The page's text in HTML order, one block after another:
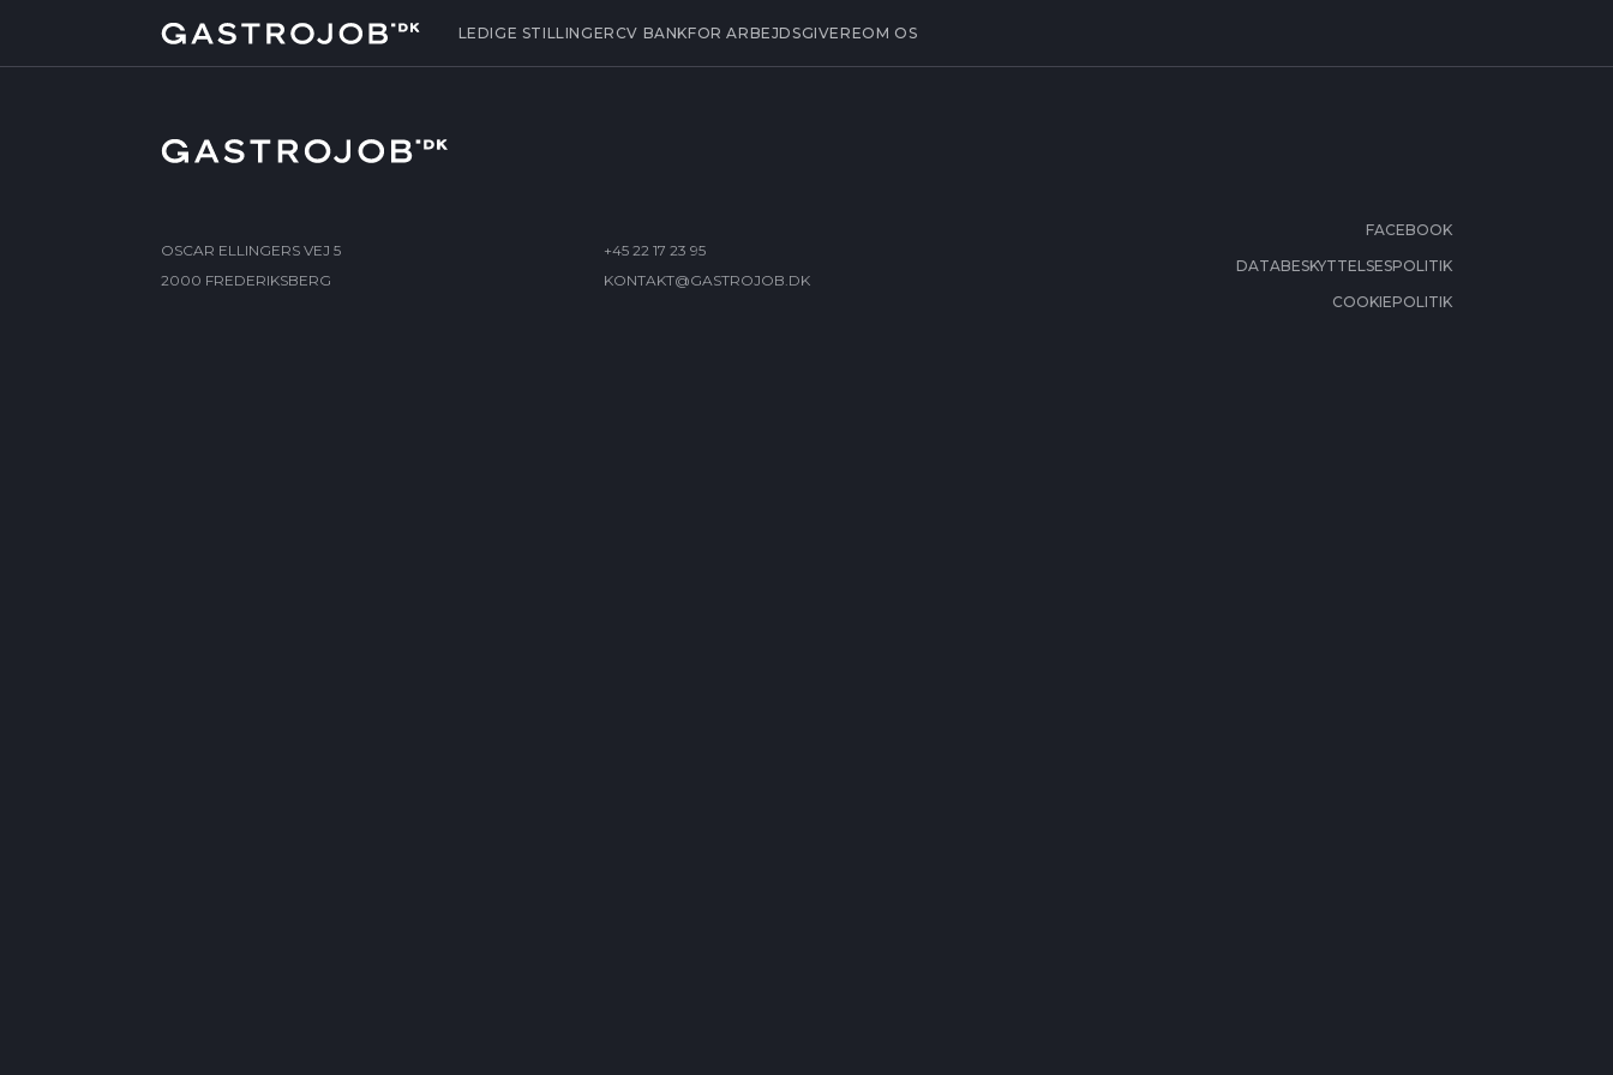
LEDIGE STILLINGER CV BANKFOR ARBEJDSGIVEREOM OS
OSCAR ELLINGERS VEJ 5
2000 FREDERIKSBERG
+45 22 17 23 95
KONTAKT@GASTROJOB.DK
FACEBOOK
DATABESKYTTELSESPOLITIK
COOKIEPOLITIK